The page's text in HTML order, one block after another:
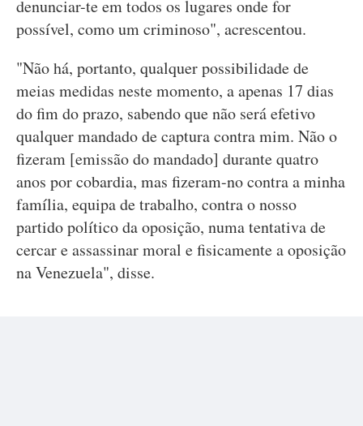
denunciar-te em todos os lugares onde for
possível, como um criminoso", acrescentou.
"Não há, portanto, qualquer possibilidade de
meias medidas neste momento, a apenas 17 dias
do fim do prazo, sabendo que não será efetivo
qualquer mandado de captura contra mim. Não o
fizeram [emissão do mandado] durante quatro
anos por cobardia, mas fizeram-no contra a minha
família, equipa de trabalho, contra o nosso
partido político da oposição, numa tentativa de
cercar e assassinar moral e fisicamente a oposição
na Venezuela", disse.